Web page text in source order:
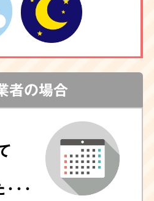
害虫駆除
になる場合は清掃後に
リーニングも可能ですの
専門的なノウハウに長
門機器・特殊洗剤を用
者の場合
･･･